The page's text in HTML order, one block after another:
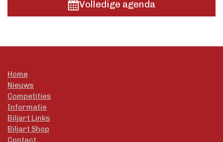
Volledige agenda
Home
Nieuws
Competities
Informatie
Biljart Links
Biljart Shop
Contact